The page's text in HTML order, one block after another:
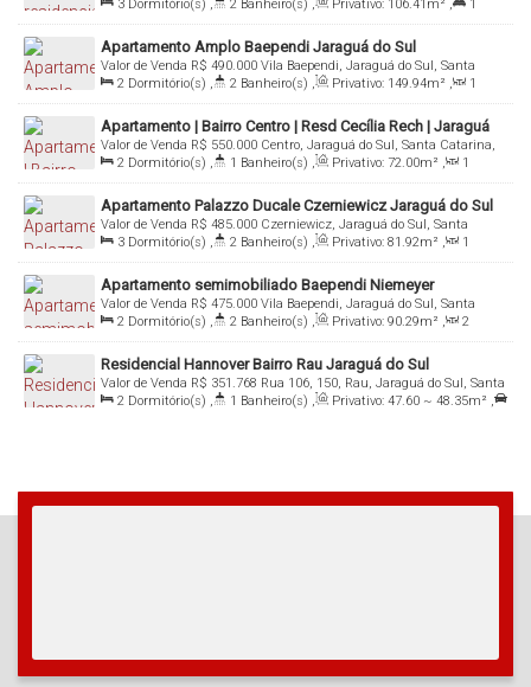
Catarina, Brasil
3 Dormitório(s) , 2 Banheiro(s) , Privativo: 106.41 m² ,
1
Suíte(s) , Total: 118.98m² , 1 Vaga(s)
Apartamento Amplo Baependi Jaraguá do Sul
R$ 490.000
Valor de Venda
Vila Baependi, Jaraguá do Sul, Santa
Catarina, Brasil
2 Dormitório(s) , 2 Banheiro(s) , Privativo: 149.94m² ,
1
Sala(s) , 1 Suíte(s) , Total: 187.04m² , 2 Vaga(s)
Apartamento | Bairro Centro | Resd Cecília Rech | Jaraguá
do Sul
R$ 550.000
Valor de Venda
Centro, Jaraguá do Sul, Santa Catarina,
Brasil
2 Dormitório(s) , 1 Banheiro(s) , Privativo: 72.00m² ,
1
Sala(s) , 1 Suíte(s) , Total: 94.86m² , 1 Vaga(s)
Apartamento Palazzo Ducale Czerniewicz Jaraguá do Sul
R$ 485.000
Valor de Venda
Czerniewicz, Jaraguá do Sul, Santa
Catarina, Brasil
3 Dormitório(s) , 2 Banheiro(s) , Privativo: 81 .92m² ,
1
Sala(s) , 1 Suíte(s) , Total: 95.96m² , 1 Vaga(s)
Apartamento semimobiliado Baependi Niemeyer
R$ 475.000
Valor de Venda
Vila Baependi, Jaraguá do Sul, Santa
Catarina, Brasil
2 Dormitório(s) , 2 Banheiro(s) , Privativo: 90.29m² ,
2
Sala(s) , 1 Suíte(s) , Total: 130.27m² , 1 Vaga(s)
Residencial Hannover Bairro Rau Jaraguá do Sul
R$ 351.768
Valor de Venda
Rua 106, 150, Rau, Jaraguá do Sul, Santa
Catarina, Brasil
2 Dormitório(s) , 1 Banheiro(s) , Privativo: 47.60 ~ 48.35m² ,